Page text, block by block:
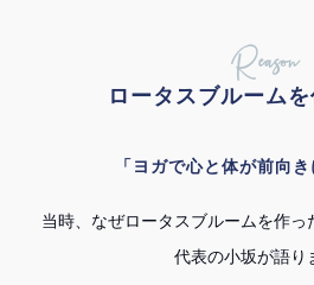
Reason
ロータスブルーム
「ヨガで心と体が前向き
当時、なぜロータスブルームを作っ
代表の小坂が語り